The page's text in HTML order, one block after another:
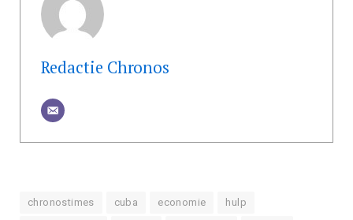
Redactie Chronos
chronostimes cuba economie hulp